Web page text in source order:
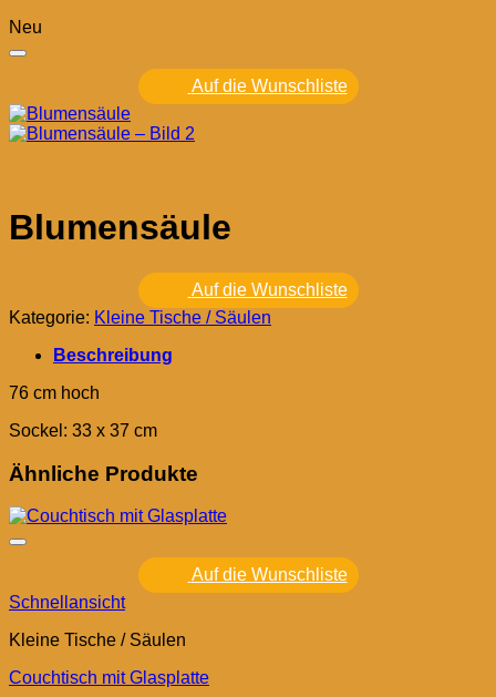
Neu
Auf die Wunschliste
Blumensäule
Auf die Wunschliste
Kategorie: Kleine Tische / Säulen
Beschreibung
76 cm hoch
Sockel: 33 x 37 cm
Ähnliche Produkte
Auf die Wunschliste
Schnellansicht
Kleine Tische / Säulen
Couchtisch mit Glasplatte